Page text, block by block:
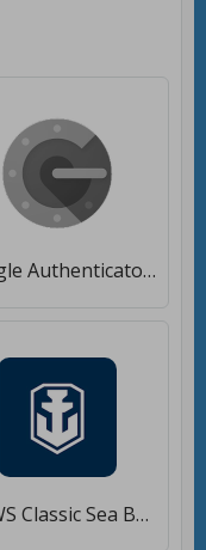
Google Authenticator [Unlocked]
WoWS Classic Sea Battle [Много монет]